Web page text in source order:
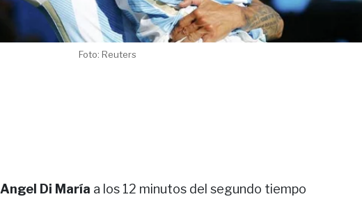
Foto: Reuters
Angel Di María a los 12 minutos del segundo tiempo